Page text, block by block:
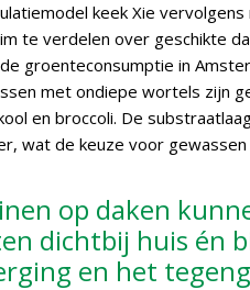
keek Xie
te verdelen over geschikte
groenteconsumptie in
met ondiepe wortels zijn
en broccoli. De
wat de keuze voor gewassen
op daken
dichtbij huis én
en het